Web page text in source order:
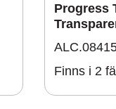
Progress
Finns i 2